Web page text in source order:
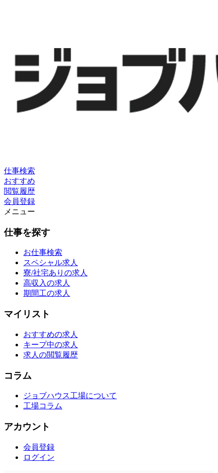
仕事検索
おすすめ
閲覧履歴
会員登録
メニュー
仕事を探す
お仕事検索
スペシャル求人
寮/社宅ありの求人
高収入の求人
期間工の求人
マイリスト
おすすめの求人
キープ中の求人
求人の閲覧履歴
コラム
ジョブハウス工場について
工場コラム
アカウント
会員登録
ログイン